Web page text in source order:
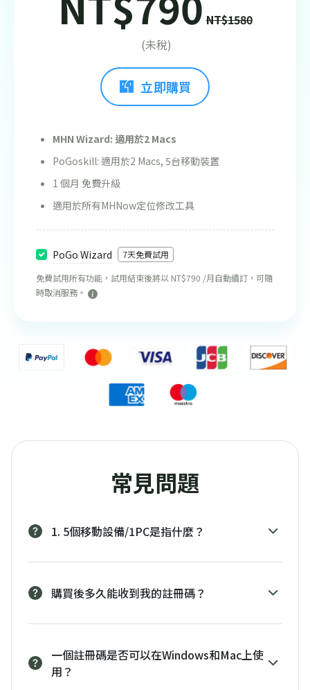
NT$1580
(未稅)
立即購買
MHN Wizard: 適用於2 Macs
PoGoskill: 適用於2 Macs, 5台移動裝置
1 個月 免費升級
適用於所有MHNow定位修改工具
PoGo Wizard
7天免費試用
免費試用所有功能，試用結束後將以 NT$790 /月自動續訂，可隨
時取消服務。
常見問題
1. 5個移動設備/1PC是指什麼？
購買後多久能收到我的註冊碼？
一個註冊碼是否可以在Windows和Mac上使
用？